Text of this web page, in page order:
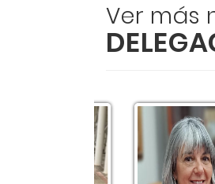
Ver más